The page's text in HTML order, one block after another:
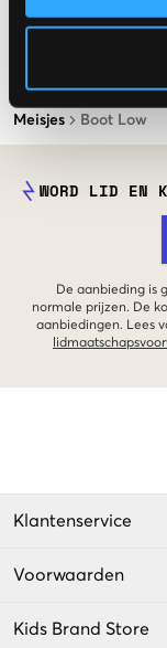
Meisjes Boot Low
WORD LID EN
De aanbieding is
normale prijzen. De
aanbiedingen. Lees
Klantenservice
Voorwaarden
Kids Brand Store